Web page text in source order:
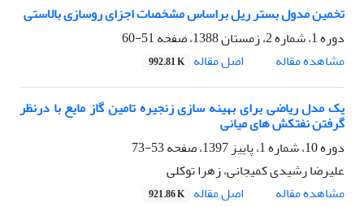
تخمین مدول بستر ریل براساس مشخصات اجزای روسازی بالاستی
دوره 1، شماره 2، زمستان 1388، صفحه
51-60
مشاهده مقاله
اصل مقاله 992.81 K
یک مدل ریاضی برای بهینه سازی زنجیره تامین گاز مایع با درنظر
گرفتن نفتکش های میانی
دوره 10، شماره 1، پاییز 1397، صفحه
53-73
علیرضا رشیدی کمیجانی، زهرا توکلی
مشاهده مقاله
اصل مقاله 921.86 K